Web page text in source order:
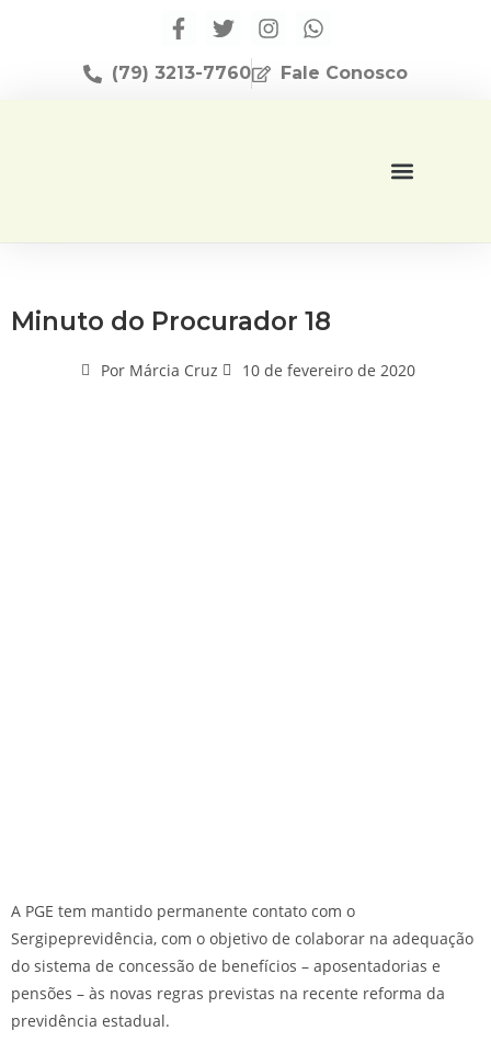
(79) 3213-7760 Fale Conosco
Minuto do Procurador 18
PorMárcia Cruz 10 de fevereiro de 2020
A PGE tem mantido permanente contato com o
Sergipeprevidência, com o objetivo de colaborar na adequação
do sistema de concessão de benefícios – aposentadorias e
pensões – às novas regras previstas na recente reforma da
previdência estadual.